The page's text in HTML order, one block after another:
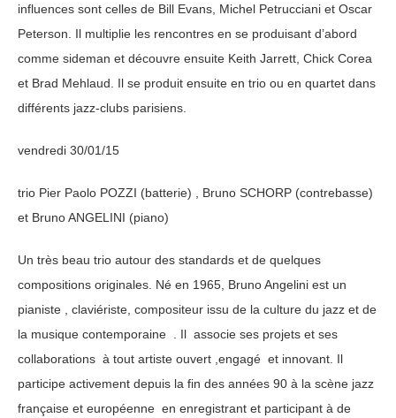
influences sont celles de Bill Evans, Michel Petrucciani et Oscar
Peterson. Il multiplie les rencontres en se produisant d’abord
comme sideman et découvre ensuite Keith Jarrett, Chick Corea
et Brad Mehlaud. Il se produit ensuite en trio ou en quartet dans
différents jazz-clubs parisiens.
vendredi 30/01/15
trio Pier Paolo POZZI (batterie) , Bruno SCHORP (contrebasse)
et Bruno ANGELINI (piano)
Un très beau trio autour des standards et de quelques
compositions originales. Né en 1965, Bruno Angelini est un
pianiste , claviériste, compositeur issu de la culture du jazz et de
la musique contemporaine . Il associe ses projets et ses
collaborations à tout artiste ouvert ,engagé et innovant. Il
participe activement depuis la fin des années 90 à la scène jazz
française et européenne en enregistrant et participant à de